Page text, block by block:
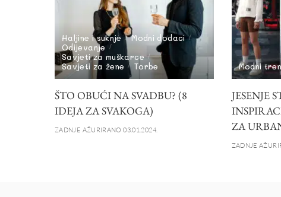
Haljine i suknje
Modni dodaci
Odijevanje
Savjeti za muškarce
Savjeti za žene
Torbe
ŠTO OBUĆI NA SVADBU? (8
IDEJA ZA SVAKOGA)
ZADNJE AŽURIRANO 03.01.2024.
Modni
JESENJE
ZA
ZADNJE